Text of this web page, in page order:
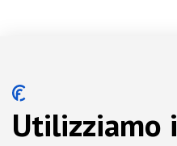
Utilizziamo